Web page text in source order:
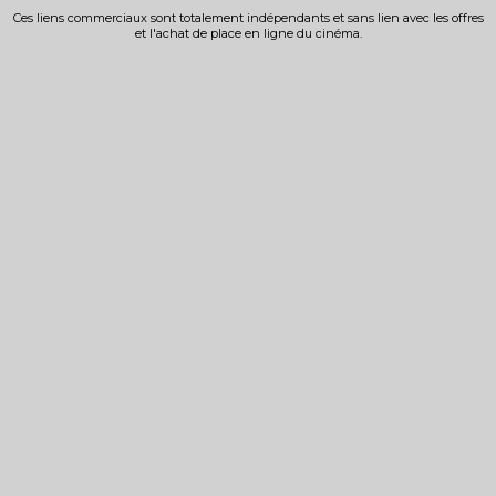
Ces liens commerciaux sont totalement indépendants et sans lien avec les offres
et l'achat de place en ligne du cinéma.